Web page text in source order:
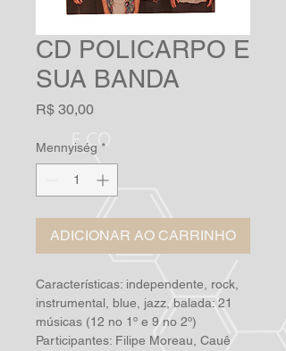
CD POLICARPO E
SUA BANDA
R$ 30,00Ár
Mennyiség *
ADICIONAR AO CARRINHO
Características: independente, rock,
instrumental, blue, jazz, balada: 21
músicas (12 no 1º e 9 no 2º)
Participantes: Filipe Moreau, Cauê